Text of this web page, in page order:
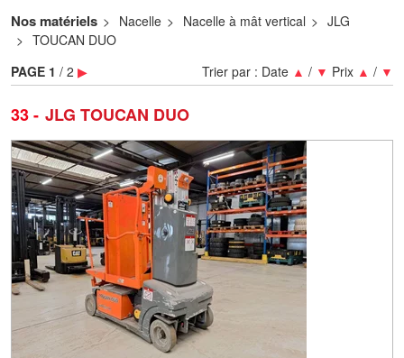
Nos matériels Nacelle Nacelle à mât vertical
JLG
TOUCAN DUO
33 JLG TOUCAN DUO
Trier par : Date ▲ / ▼ Prix ▲ / ▼
PAGE 1 / 2 ▶